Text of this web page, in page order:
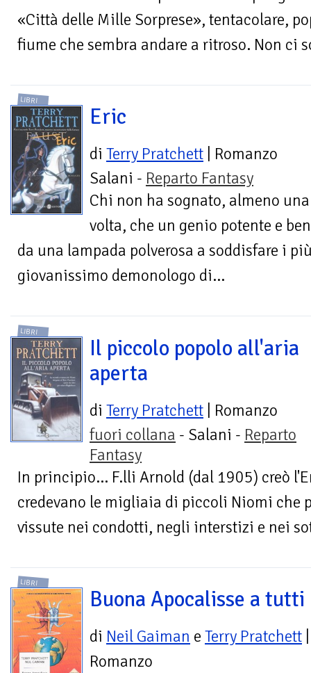
«Città delle Mille Sorprese», tentacolare,
fiume che sembra andare a ritroso. Non ci
LIBRI
Eric
di Terry Pratchett | Romanzo
Salani - Reparto Fantasy
Chi non ha sognato, almeno una
volta, che un genio potente e
da una lampada polverosa a soddisfare i
giovanissimo demonologo di...
LIBRI
Il piccolo popolo all'aria
aperta
di Terry Pratchett | Romanzo
fuori collana - Salani - Reparto
Fantasy
In principio... F.lli Arnold (dal 1905) creò
credevano le migliaia di piccoli Niomi che
vissute nei condotti, negli interstizi e nei
LIBRI
Buona Apocalisse a tutti
di Neil Gaiman e Terry Pratchett
Romanzo